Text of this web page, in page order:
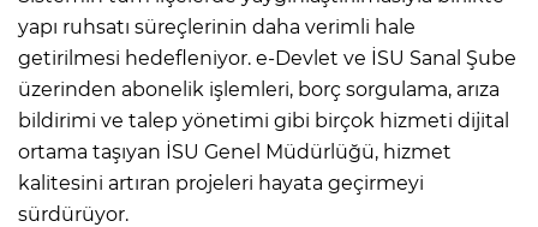
yapı ruhsatı süreçlerinin daha verimli hale
getirilmesi hedefleniyor. e-Devlet ve İSU Sanal Şube
üzerinden abonelik işlemleri, borç sorgulama, arıza
bildirimi ve talep yönetimi gibi birçok hizmeti dijital
ortama taşıyan İSU Genel Müdürlüğü, hizmet
kalitesini artıran projeleri hayata geçirmeyi
sürdürüyor.